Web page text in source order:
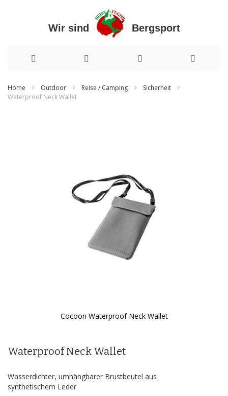
Wir sind Bergsport
zum
Home Outdoor Reise / Camping
Sicherheit
Waterproof Neck Wallet
Cocoon Waterproof Neck Wallet
der
Bildergalerie
Waterproof Neck Wallet
Wasserdichter, umhängbarer Brustbeutel aus
synthetischem Leder